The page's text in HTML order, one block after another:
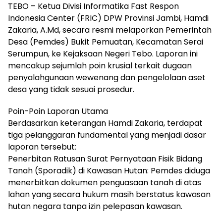
TEBO – Ketua Divisi Informatika Fast Respon
Indonesia Center (FRIC) DPW Provinsi Jambi, Hamdi
Zakaria, A.Md, secara resmi melaporkan Pemerintah
Desa (Pemdes) Bukit Pemuatan, Kecamatan Serai
Serumpun, ke Kejaksaan Negeri Tebo. Laporan ini
mencakup sejumlah poin krusial terkait dugaan
penyalahgunaan wewenang dan pengelolaan aset
desa yang tidak sesuai prosedur.
Poin-Poin Laporan Utama
Berdasarkan keterangan Hamdi Zakaria, terdapat
tiga pelanggaran fundamental yang menjadi dasar
laporan tersebut:
Penerbitan Ratusan Surat Pernyataan Fisik Bidang
Tanah (Sporadik) di Kawasan Hutan: Pemdes diduga
menerbitkan dokumen penguasaan tanah di atas
lahan yang secara hukum masih berstatus kawasan
hutan negara tanpa izin pelepasan kawasan.